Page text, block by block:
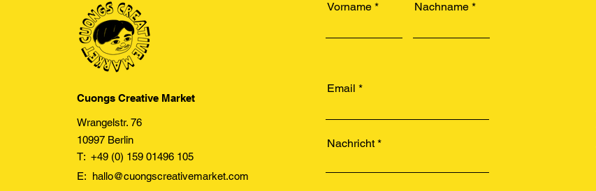
Cuongs Creative Market
Wrangelstr. 76
10997 Berlin
T: +49 (0) 159 01496 105
E: hallo@cuongscreativemarket.com
Vorname Nachname
Email
Nachricht